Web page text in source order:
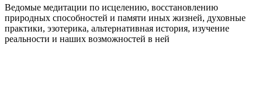
Ведомые медитации по исцелению, восстановлению
природных способностей и памяти иных жизней, духовные
практики, эзотерика, альтернативная история, изучение
реальности и наших возможностей в ней